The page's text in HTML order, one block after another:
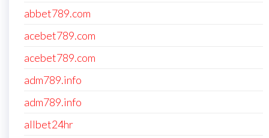
abbet789.com
acebet789.com
acebet789.com
adm789.info
adm789.info
allbet24hr